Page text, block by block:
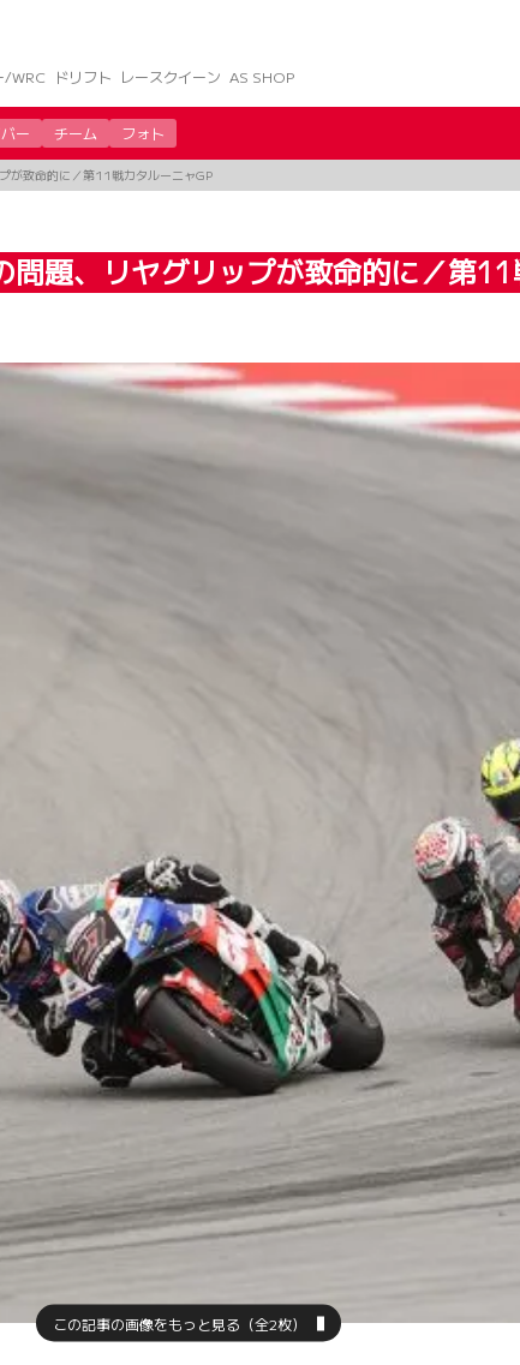
/WRC ドリフト レースクイーン AS SHOP
ー チーム フォト
が致命的に／第11戦カタルーニャGP
題、リヤグリップが致命的に／第
この記事の画像をもっと見る（全2枚）